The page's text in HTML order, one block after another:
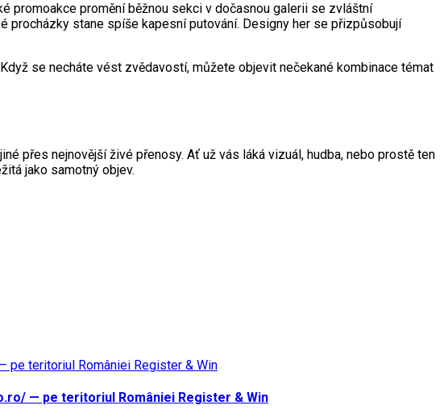
promoakce promění běžnou sekci v dočasnou galerii se zvláštní
stane spíše kapesní putování. Designy her se přizpůsobují
se necháte vést zvědavostí, můžete objevit nečekané kombinace témat
přes nejnovější živé přenosy. Ať už vás láká vizuál, hudba, nebo prostě ten
jako samotný objev.
— pe teritoriul României Register & Win